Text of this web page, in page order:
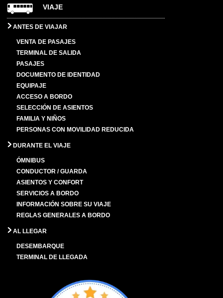
VIAJE
ANTES DE VIAJAR
VENTA DE PASAJES
TERMINAL DE SALIDA
PASAJES
DOCUMENTO DE IDENTIDAD
EQUIPAJE
ACCESO A BORDO
SELECCIÓN DE ASIENTOS
FAMILIA Y NIÑOS
PERSONAS CON MOVILIDAD REDUCIDA
DURANTE EL VIAJE
ÓMNIBUS
CONDUCTOR / GUARDA
ASIENTOS Y CONFORT
SERVICIOS A BORDO
INFORMACIÓN SOBRE SU VIAJE
REGLAS GENERALES A BORDO
AL LLEGAR
DESEMBARQUE
TERMINAL DE LLEGADA